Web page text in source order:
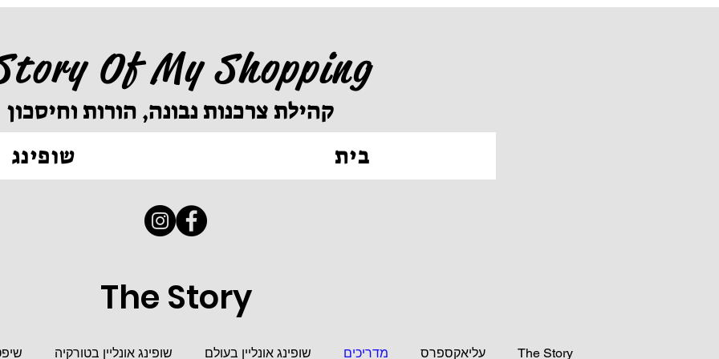
Of My Shopping
קהילת צרכנות נבונה, הורות וחיסכון
שופינג בית
The Story
The Story עליאקספרס מדריכים שופינג אונליין בעולם שופינג אונליין בטורקיה